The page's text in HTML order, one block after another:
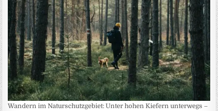
Wandern im Naturschutzgebiet: Unter hohen Kiefern unterwegs –